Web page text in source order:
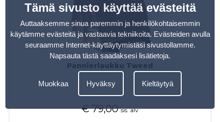
Pannierlaukku Tweed
€ 79,00 sis. alv
Tämä sivusto käyttää evästeitä
Auttaaksemme sinua paremmin ja henkilökohtaisemmin
käytämme evästeitä ja vastaavia tekniikoita. Evästeiden avulla
seuraamme Internet-käyttäytymistäsi sivustollamme.
Napsauta tästä saadaksesi lisätietoja.
Muokkaa Hyväksy Kieltäytyä